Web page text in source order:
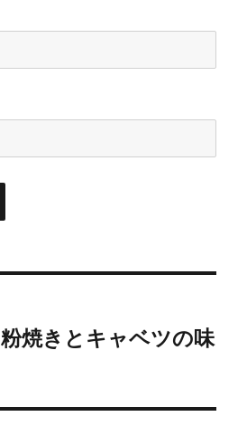
焼きとキャベツの味